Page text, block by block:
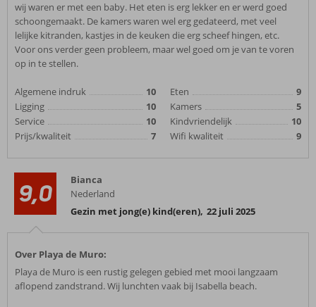
wij waren er met een baby. Het eten is erg lekker en er werd goed
schoongemaakt. De kamers waren wel erg gedateerd, met veel
lelijke kitranden, kastjes in de keuken die erg scheef hingen, etc.
Voor ons verder geen probleem, maar wel goed om je van te voren
op in te stellen.
Algemene indruk
10
Ligging
10
Service
10
Prijs/kwaliteit
7
Eten
9
Kamers
5
Kindvriendelijk
10
Wifi kwaliteit
9
9,0
Bianca
Nederland
Gezin met jong(e) kind(eren), 22 juli 2025
Over Playa de Muro:
Playa de Muro is een rustig gelegen gebied met mooi langzaam
aflopend zandstrand. Wij lunchten vaak bij Isabella beach.